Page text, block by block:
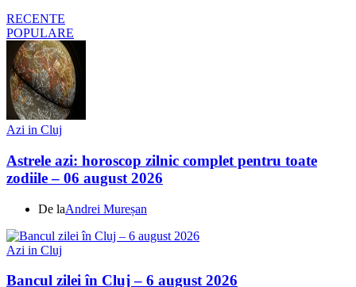
RECENTE
POPULARE
Azi in Cluj
Astrele azi: horoscop zilnic complet pentru toate
zodiile – 06 august 2026
De laAndrei Mureșan
Azi in Cluj
Bancul zilei în Cluj – 6 august 2026